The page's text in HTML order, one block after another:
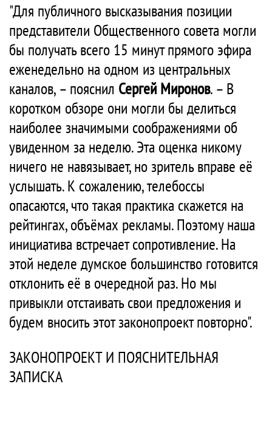
"Для публичного высказывания позиции
представители Общественного совета могли
бы получать всего 15 минут прямого эфира
еженедельно на одном из центральных
каналов, – пояснил Сергей Миронов. – В
коротком обзоре они могли бы делиться
наиболее значимыми соображениями об
увиденном за неделю. Эта оценка никому
ничего не навязывает, но зритель вправе её
услышать. К сожалению, телебоссы
опасаются, что такая практика скажется на
рейтингах, объёмах рекламы. Поэтому наша
инициатива встречает сопротивление. На
этой неделе думское большинство готовится
отклонить её в очередной раз. Но мы
привыкли отстаивать свои предложения и
будем вносить этот законопроект повторно".
ЗАКОНОПРОЕКТ И ПОЯСНИТЕЛЬНАЯ
ЗАПИСКА